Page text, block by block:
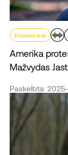
Komentarai
Amerika
Mažvydas
Paskelbta: